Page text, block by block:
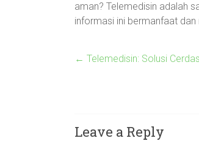
aman? Telemedisin adalah
informasi ini bermanfaat
← Telemedisin: Solusi
Leave a Reply